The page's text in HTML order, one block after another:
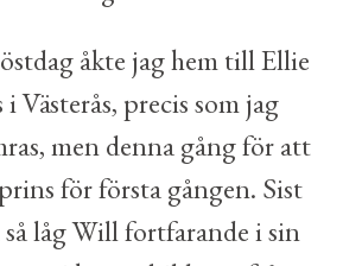
åkte jag hem till Ellie
Västerås, precis som jag
men denna gång för att
för första gången. Sist
så låg Will fortfarande i sin